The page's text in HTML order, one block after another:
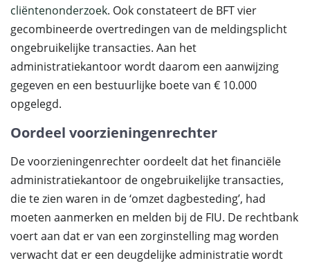
cliëntenonderzoek. Ook constateert de BFT vier
gecombineerde overtredingen van de meldingsplicht
ongebruikelijke transacties. Aan het
administratiekantoor wordt daarom een aanwijzing
gegeven en een bestuurlijke boete van € 10.000
opgelegd.
Oordeel voorzieningenrechter
De voorzieningenrechter oordeelt dat het financiële
administratiekantoor de ongebruikelijke transacties,
die te zien waren in de ‘omzet dagbesteding’, had
moeten aanmerken en melden bij de FIU. De rechtbank
voert aan dat er van een zorginstelling mag worden
verwacht dat er een deugdelijke administratie wordt